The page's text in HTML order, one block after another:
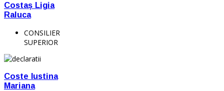
Costaș Ligia
Raluca
CONSILIER
SUPERIOR
Coste Iustina
Mariana